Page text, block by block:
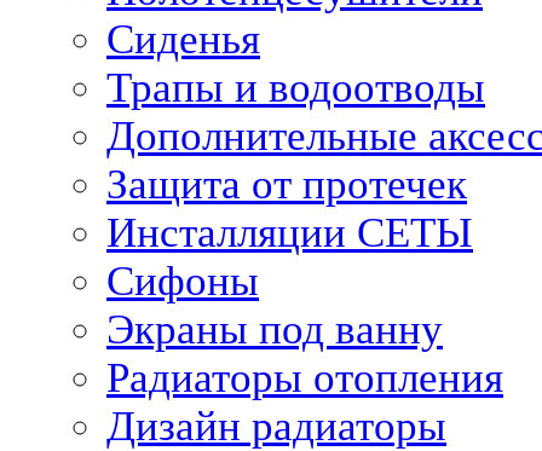
Сиденья
Трапы и водоотводы
Дополнительные
Защита от протечек
Инсталляции СЕТЫ
Сифоны
Экраны под ванну
Радиаторы отопления
Дизайн радиаторы